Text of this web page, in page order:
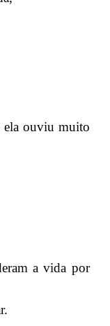
ela ouviu muito
a vida por